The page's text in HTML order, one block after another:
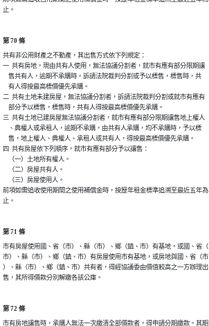
止。
第 70 條
共有非公用財產之不動產，其出售方式依下列規定：
一  共有房地，現由共有人使用，無法協議分割者，就市有應有部分限期讓
    售共有人，逾期不承購時，訴請法院裁判分割或予以標售，標售時，共
    有人得按最高標價優先承購。
二  共有土地未建房屋，無法協議分割者，訴請法院裁判分割或就市有應有
    部分予以標售，標售時，共有人得按最高標價優先承購。
三  共有土地已建房屋無法協議分割者，就市有應有部分限期讓售地上權人
    、典權人或承租人，逾期不承購，由共有人承購，均不承購時，予以標
    售，地上權人、典權人、承租人或共有人，得按最高標價優先承購。
四  共有房屋依下列順序，就市有應有部分予以讓售：
    （一）土地所有權人。
    （二）房屋共有人。
    （三）房屋使用人。
前項如需追收使用期間之使用補償金時，按歷年租金標準追溯至最近五年為
止。
第 71 條
市有房屋使用國、省（市）、縣（市）、鄉（鎮、市）有基地，或國、省（
市）、縣（市）、鄉（鎮、市）有房屋使用市有基地，或房地與國、省（市
）、縣（市）、鄉（鎮、市）共有者，得經協議委由價值較高之一方辦理出
售，其所得價款分別解繳各該公庫。
第 72 條
市有房地讓售時，承購人無法一次繳清全部價款者，得申請分期繳款。其期